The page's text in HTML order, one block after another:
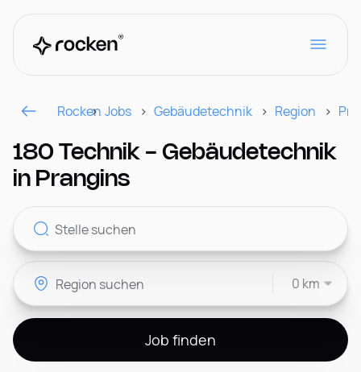
Für Arbeitgeber
Kontakt
CH
Rocken Jobs Gebäudetechnik Region
180 Technik - Gebäudetechnik
in Prangins
0 km
Job finden